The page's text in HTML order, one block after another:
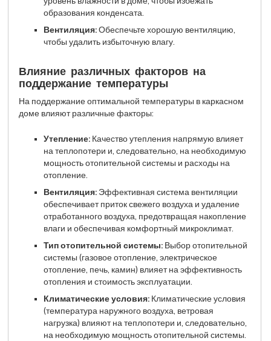
образования конденсата.
Вентиляция:Обеспечьте хорошую вентиляцию,
чтобы удалить избыточную влагу.
Влияние различных факторов на
поддержание температуры
На поддержание оптимальной температуры в каркасном
доме влияют различные факторы:
Утепление:Качество утепления напрямую влияет
на теплопотери и, следовательно, на необходимую
мощность отопительной системы и расходы на
отопление.
Вентиляция:Эффективная система вентиляции
обеспечивает приток свежего воздуха и удаление
отработанного воздуха, предотвращая накопление
влаги и обеспечивая комфортный микроклимат.
Тип отопительной системы:Выбор отопительной
системы (газовое отопление, электрическое
отопление, печь, камин) влияет на эффективность
отопления и стоимость эксплуатации.
Климатические условия:Климатические условия
(температура наружного воздуха, ветровая
нагрузка) влияют на теплопотери и, следовательно,
на необходимую мощность отопительной системы.